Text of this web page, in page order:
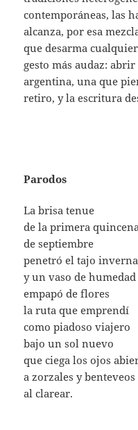
contemporáneas, las
alcanza, por esa
que desarma
gesto más audaz:
argentina, una que
retiro, y la escritura
Parodos
La brisa tenue
de la primera quincena
de septiembre
penetró el tajo
y un vaso de humedad
empapó de flores
la ruta que emprendí
como piadoso viajero
bajo un sol nuevo
que ciega los ojos
a zorzales y benteveos
al clarear.